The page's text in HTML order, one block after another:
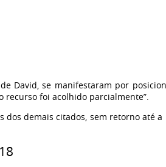
David, se manifestaram por
recurso foi acolhido parcialmente”.
demais citados, sem retorno até